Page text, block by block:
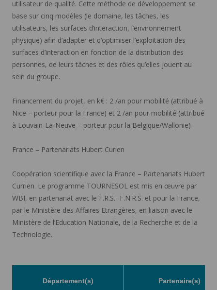
utilisateur de qualité. Cette méthode de développement se
base sur cinq modèles (le domaine, les tâches, les
utilisateurs, les surfaces d’interaction, l’environnement
physique) afin d’adapter et d’optimiser l’exploitation des
surfaces d’interaction en fonction de la distribution des
personnes, de leurs tâches et des rôles qu’elles jouent au
sein du groupe.
Financement du projet, en k€ : 2 /an pour mobilité (attribué à
Nice – porteur pour la France) et 2 /an pour mobilité (attribué
à Louvain-La-Neuve – porteur pour la Belgique/Wallonie)
France – Partenariats Hubert Curien
Coopération scientifique avec la France – Partenariats Hubert
Currien. Le programme TOURNESOL est mis en œuvre par
WBI, en partenariat avec le F.R.S.- F.N.R.S. et pour la France,
par le Ministère des Affaires Etrangères, en liaison avec le
Ministère de l’Education Nationale, de la Recherche et de la
Technologie.
Département(s) Partenaire(s)